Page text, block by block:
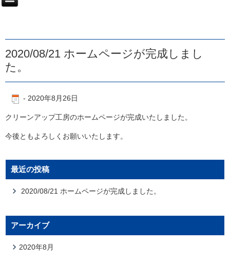
2020/08/21 ホームページが完成しまし
た。
- 2020年8月26日
クリーンアップ工房のホームページが完成いたしました。
今後ともよろしくお願いいたします。
最近の投稿
2020/08/21 ホームページが完成しました。
アーカイブ
2020年8月